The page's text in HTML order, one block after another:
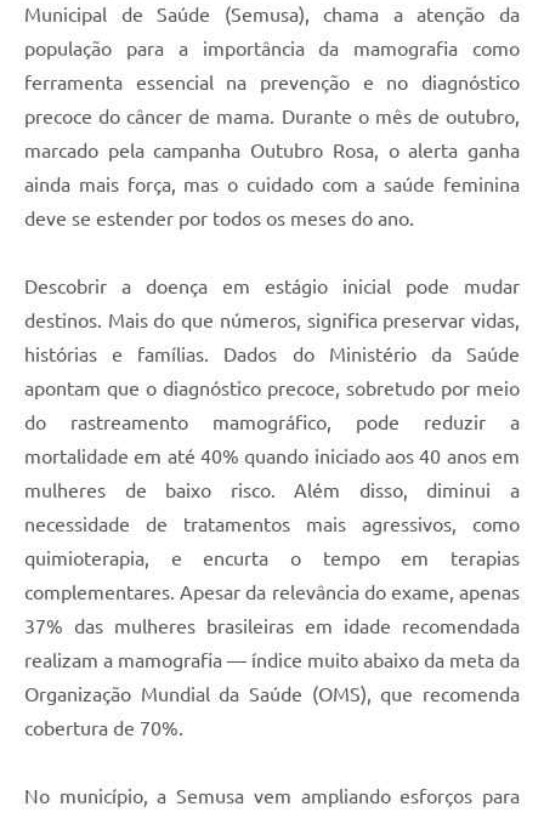
Municipal de Saúde (Semusa), chama a atenção da
população para a importância da mamografia como
ferramenta essencial na prevenção e no diagnóstico
precoce do câncer de mama. Durante o mês de outubro,
marcado pela campanha Outubro Rosa, o alerta ganha
ainda mais força, mas o cuidado com a saúde feminina
deve se estender por todos os meses do ano.
Descobrir a doença em estágio inicial pode mudar
destinos. Mais do que números, significa preservar vidas,
histórias e famílias. Dados do Ministério da Saúde
apontam que o diagnóstico precoce, sobretudo por meio
do rastreamento mamográfico, pode reduzir a
mortalidade em até 40% quando iniciado aos 40 anos em
mulheres de baixo risco. Além disso, diminui a
necessidade de tratamentos mais agressivos, como
quimioterapia, e encurta o tempo em terapias
complementares. Apesar da relevância do exame, apenas
37% das mulheres brasileiras em idade recomendada
realizam a mamografia — índice muito abaixo da meta da
Organização Mundial da Saúde (OMS), que recomenda
cobertura de 70%.
No município, a Semusa vem ampliando esforços para